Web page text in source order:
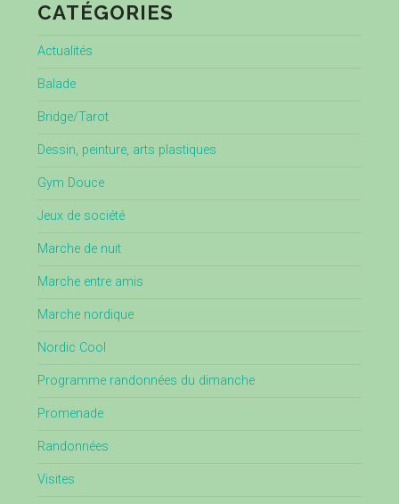
CATÉGORIES
Actualités
Balade
Bridge/Tarot
Dessin, peinture, arts plastiques
Gym Douce
Jeux de société
Marche de nuit
Marche entre amis
Marche nordique
Nordic Cool
Programme randonnées du dimanche
Promenade
Randonnées
Visites